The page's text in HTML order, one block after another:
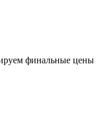
финальные цены